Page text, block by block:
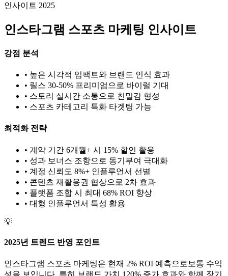
인사이트 2025
인스타그램 스포츠 마케팅 인사이트
강점 분석
• 높은 시각적 임팩트와 브랜드 인식 효과
• 릴스 30-50% 프리미엄으로 바이럴 기대
• 스토리 실시간 소통으로 친밀감 형성
• 스포츠 카테고리 특화 타겟팅 가능
최적화 전략
• 계약 기간 6개월+ 시 15% 할인 활용
• 성과 보너스 조항으로 동기부여 극대화
• 계정 신뢰도 8%+ 인플루언서 선별
• 콘텐츠 재활용권 협상으로 2차 효과
• 플랫폼 조합 시 최대 68% ROI 향상
• 대형 인플루언서 특성 활용
💡
2025년 트렌드 반영 포인트
인스타그램 스포츠 마케팅은 현재 2% ROI 예측으로 보통 수익